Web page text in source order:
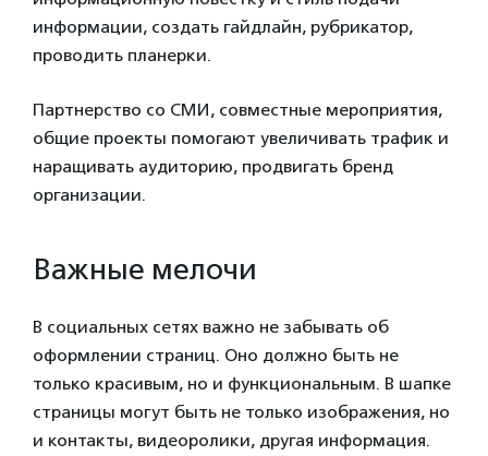
информации, создать гайдлайн, рубрикатор,
проводить планерки.
Партнерство со СМИ, совместные мероприятия,
общие проекты помогают увеличивать трафик и
наращивать аудиторию, продвигать бренд
организации.
Важные мелочи
В социальных сетях важно не забывать об
оформлении страниц. Оно должно быть не
только красивым, но и функциональным. В шапке
страницы могут быть не только изображения, но
и контакты, видеоролики, другая информация.